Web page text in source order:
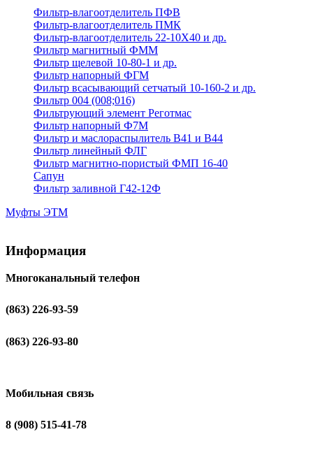
Фильтр-влагоотделитель ПФВ
Фильтр-влагоотделитель ПМК
Фильтр-влагоотделитель 22-10Х40 и др.
Фильтр магнитный ФММ
Фильтр щелевой 10-80-1 и др.
Фильтр напорный ФГМ
Фильтр всасывающий сетчатый 10-160-2 и др.
Фильтр 004 (008;016)
Фильтрующий элемент Реготмас
Фильтр напорный Ф7М
Фильтр и маслораспылитель В41 и В44
Фильтр линейный ФЛГ
Фильтр магнитно-пористый ФМП 16-40
Сапун
Фильтр заливной Г42-12Ф
Муфты ЭТМ
Информация
Многоканальный телефон
(863) 226-93-59
(863) 226-93-80
Мобильная связь
8 (908) 515-41-78